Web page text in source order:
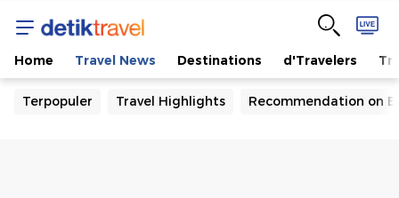
Home Travel News Destinations d'Travelers
Terpopuler Travel Highlights Recommendation on